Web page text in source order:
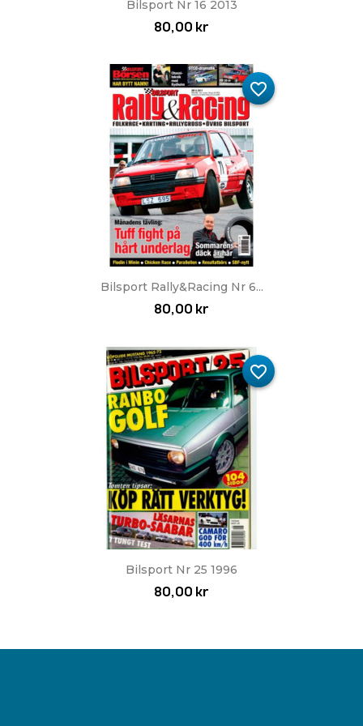
Bilsport Nr 16 2013
80,00 kr
Bilsport Rally&Racing Nr 6...
80,00 kr
favorite_border
Bilsport Nr 25 1996
80,00 kr
favorite_border